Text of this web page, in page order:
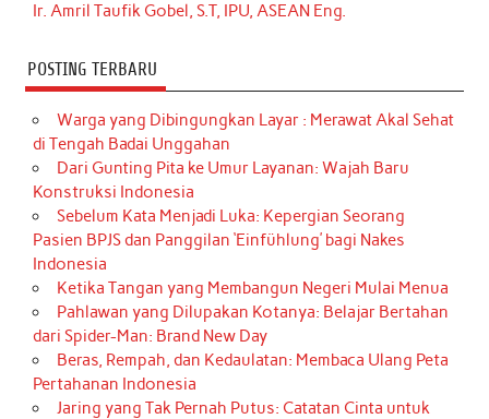
Ir. Amril Taufik Gobel, S.T, IPU, ASEAN Eng.
POSTING TERBARU
Warga yang Dibingungkan Layar : Merawat Akal Sehat
di Tengah Badai Unggahan
Dari Gunting Pita ke Umur Layanan: Wajah Baru
Konstruksi Indonesia
Sebelum Kata Menjadi Luka: Kepergian Seorang
Pasien BPJS dan Panggilan ‘Einfühlung’ bagi Nakes
Indonesia
Ketika Tangan yang Membangun Negeri Mulai Menua
Pahlawan yang Dilupakan Kotanya: Belajar Bertahan
dari Spider-Man: Brand New Day
Beras, Rempah, dan Kedaulatan: Membaca Ulang Peta
Pertahanan Indonesia
Jaring yang Tak Pernah Putus: Catatan Cinta untuk